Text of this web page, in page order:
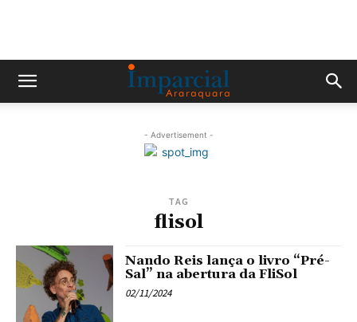
- Advertisement -
TAG
flisol
Nando Reis lança o livro “Pré-
Sal” na abertura da FliSol
02/11/2024